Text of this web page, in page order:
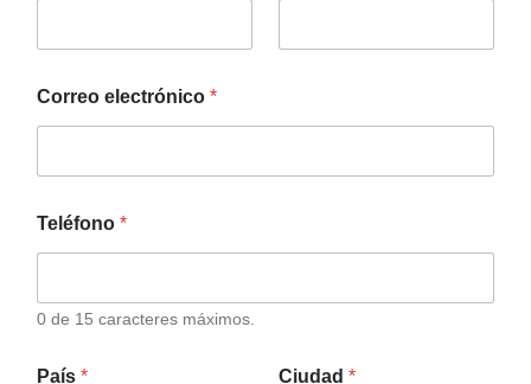
Correo electrónico *
Teléfono *
0 de 15 caracteres máximos.
País * Ciudad *